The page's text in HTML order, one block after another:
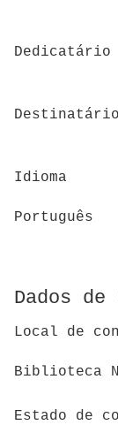
Dedicatário
Destinatário
Idioma
Português
Dados de
Local de
Biblioteca
Estado de